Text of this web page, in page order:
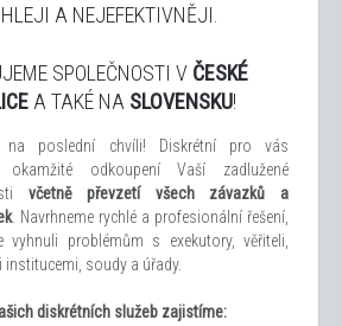
A NEJEFEKTIVNĚJI.
SPOLEČNOSTI V ČESKÉ
A TAKÉ NA SLOVENSKU!
na poslední chvíli! Diskrétní pro vás
okamžité odkoupení Vaší zadlužené
včetně převzetí všech závazků a
. Navrhneme rychlé a profesionální řešení,
vyhnuli problémům s exekutory, věřiteli,
institucemi, soudy a úřady.
diskrétních služeb zajistíme: